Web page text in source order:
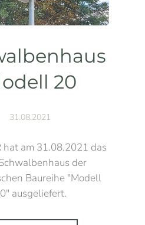
20
31.08.2021
hat am 31.08.2021 das
der
Baureihe "Modell
ausgeliefert.